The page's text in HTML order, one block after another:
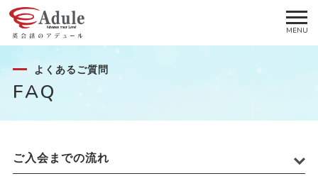
よくあるご質問
FAQ
ご入会までの流れ